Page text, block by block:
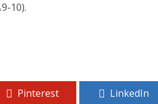
10).
Pinterest LinkedIn